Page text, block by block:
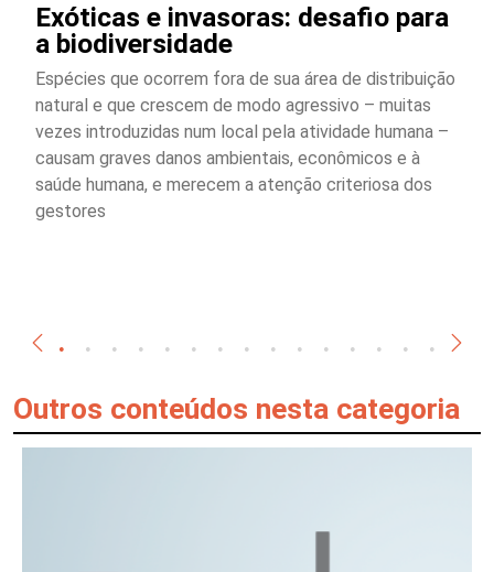
Exóticas e invasoras: desafio para
a biodiversidade
Espécies que ocorrem fora de sua área de distribuição
natural e que crescem de modo agressivo – muitas
vezes introduzidas num local pela atividade humana –
causam graves danos ambientais, econômicos e à
saúde humana, e merecem a atenção criteriosa dos
gestores
Outros conteúdos nesta categoria